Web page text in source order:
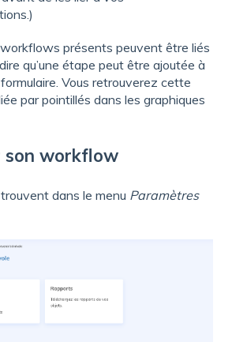
présents peuvent être liés
qu’une étape peut être ajoutée à
formulaire. Vous retrouverez cette
par pointillés dans les graphiques
son workflow
dans le menu Paramètres